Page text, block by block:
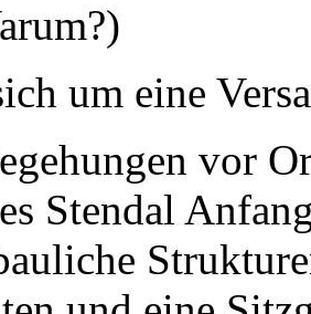
um eine
vor
Stendal